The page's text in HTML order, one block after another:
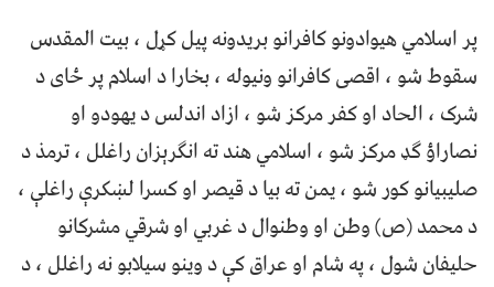
پر اسلامي هیوادونو کافرانو بریدونه پیل کړل ، بیت المقدس
سقوط شو ، اقصی کافرانو ونیوله ، بخارا د اسلام پر ځای د
شرک ، الحاد او کفر مرکز شو ، ازاد اندلس د یهودو او
نصاراؤ ګډ مرکز شو ، اسلامي هند ته انګرېزان راغلل ، ترمذ د
صلیبیانو کور شو ، یمن ته بیا د قیصر او کسرا لښکرې راغلې ،
د محمد (ص) وطن او وطنوال د غربي او شرقي مشرکانو
حلیفان شول ، په شام او عراق کې د وینو سیلابو نه راغلل ، د